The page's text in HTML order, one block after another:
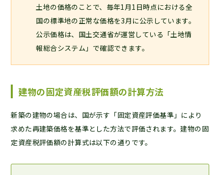
土地の価格のことで、毎年1月1日時点における全
国の標準地の正常な価格を3月に公示しています。
公示価格は、国土交通省が運営している「土地情
報総合システム」で確認できます。
建物の固定資産税評価額の計算方法
新築の建物の場合は、国が示す「固定資産評価基準」により
求めた再建築価格を基準とした方法で評価されます。建物の固
定資産税評価額の計算式は以下の通りです。